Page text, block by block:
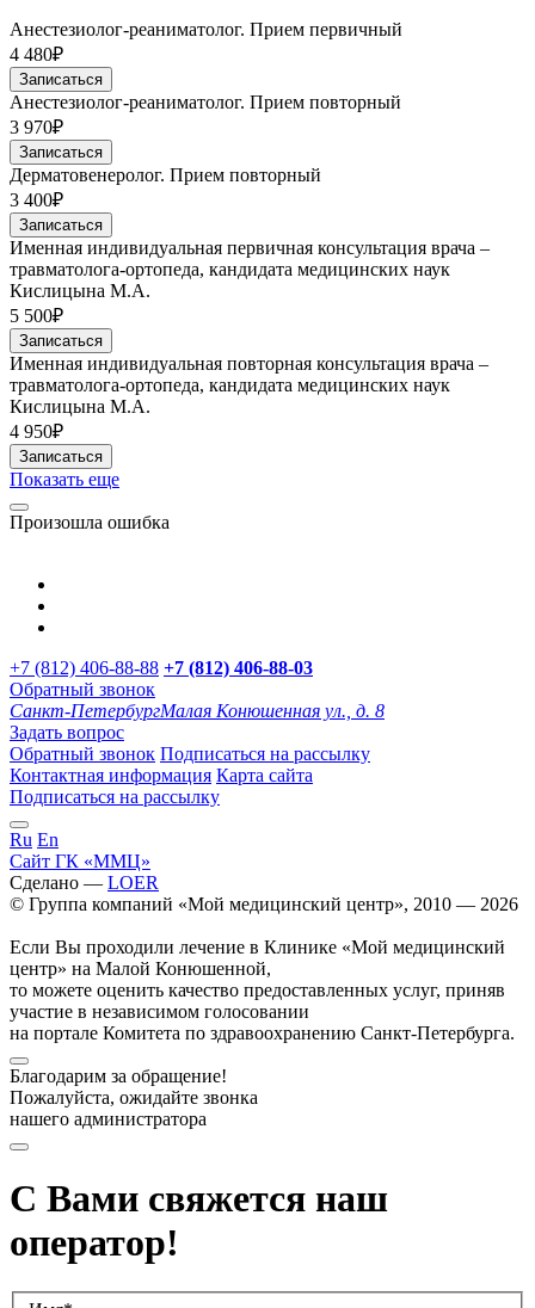
Анестезиолог-реаниматолог. Прием первичный
4 480₽
Записаться
Анестезиолог-реаниматолог. Прием повторный
3 970₽
Записаться
Дерматовенеролог. Прием повторный
3 400₽
Записаться
Именная индивидуальная первичная консультация врача –
травматолога-ортопеда, кандидата медицинских наук
Кислицына М.А.
5 500₽
Записаться
Именная индивидуальная повторная консультация врача –
травматолога-ортопеда, кандидата медицинских наук
Кислицына М.А.
4 950₽
Записаться
Показать еще
Произошла ошибка
+7 (812) 406-88-88 +7 (812) 406-88-03
Обратный звонок
Санкт-ПетербургМалая Конюшенная ул., д. 8
Задать вопрос
Обратный звонок Подписаться на рассылку
Контактная информация Карта сайта
Подписаться на рассылку
Ru En
Сайт ГК «ММЦ»
Сделано — LOER
© Группа компаний «Мой медицинский центр», 2010 — 2026
Если Вы проходили лечение в Клинике «Мой медицинский
центр» на Малой Конюшенной,
то можете оценить качество предоставленных услуг, приняв
участие в независимом голосовании
на портале Комитета по здравоохранению Санкт-Петербурга.
Благодарим за обращение!
Пожалуйста, ожидайте звонка
нашего администратора
С Вами свяжется наш
оператор!